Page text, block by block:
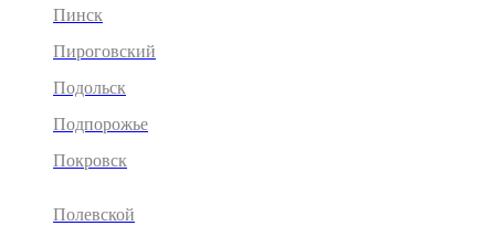
Пинск
Пироговский
Подольск
Подпорожье
Покровск
Полевской